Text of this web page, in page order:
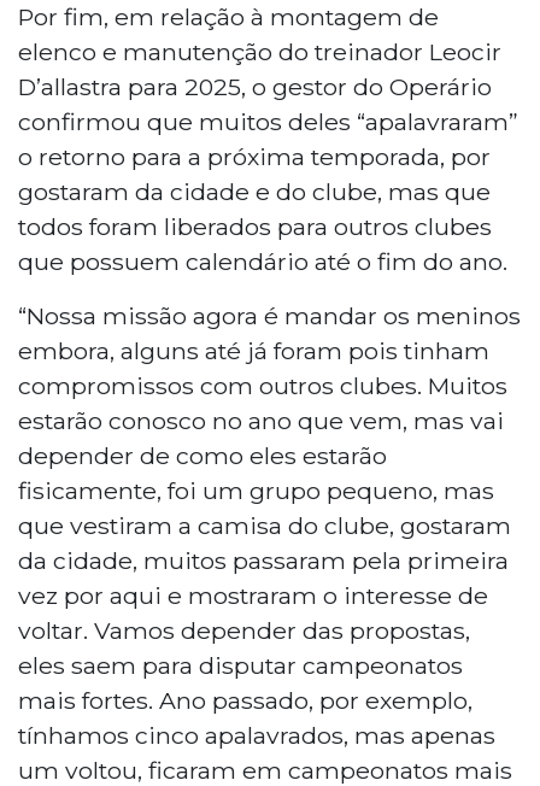
Por fim, em relação à montagem de
elenco e manutenção do treinador Leocir
D’allastra para 2025, o gestor do Operário
confirmou que muitos deles “apalavraram”
o retorno para a próxima temporada, por
gostaram da cidade e do clube, mas que
todos foram liberados para outros clubes
que possuem calendário até o fim do ano.
“Nossa missão agora é mandar os meninos
embora, alguns até já foram pois tinham
compromissos com outros clubes. Muitos
estarão conosco no ano que vem, mas vai
depender de como eles estarão
fisicamente, foi um grupo pequeno, mas
que vestiram a camisa do clube, gostaram
da cidade, muitos passaram pela primeira
vez por aqui e mostraram o interesse de
voltar. Vamos depender das propostas,
eles saem para disputar campeonatos
mais fortes. Ano passado, por exemplo,
tínhamos cinco apalavrados, mas apenas
um voltou, ficaram em campeonatos mais